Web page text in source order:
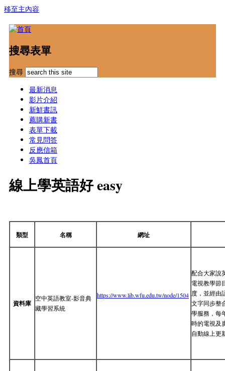
移至主內容
搜尋表單
搜尋
最新消息
影片介紹
新鮮書訊
薦購新書
表單下載
常見問答
反應信箱
吳鳳首頁
線上學英語好 easy
類型 名稱 網址
資料庫
空中英語教室-影音典
藏學習系統
https://www.lib.wfu.edu.tw/node/1504
配合大家說
電視教學節
度，並經由
文字同步整
學服務，每
時的電視及
自動線上更